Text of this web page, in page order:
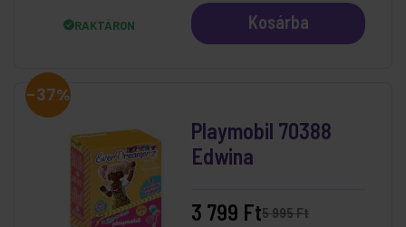
RAKTÁRON Kosárba
-37%
Playmobil 70388
Edwina
5 995 Ft
3 799 Ft